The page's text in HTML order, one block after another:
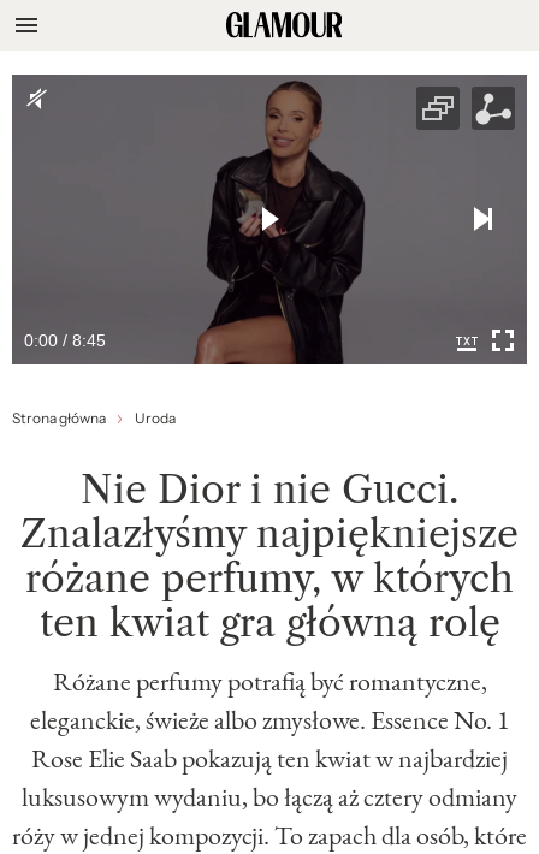
0:00 / 8:45
Strona główna Uroda
Nie Dior i nie Gucci.
Znalazłyśmy najpiękniejsze
różane perfumy, w których
ten kwiat gra główną rolę
Różane perfumy potrafią być romantyczne,
eleganckie, świeże albo zmysłowe. Essence No. 1
Rose Elie Saab pokazują ten kwiat w najbardziej
luksusowym wydaniu, bo łączą aż cztery odmiany
róży w jednej kompozycji. To zapach dla osób, które